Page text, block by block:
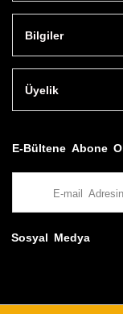
Bilgiler
Üyelik
E-Bültene Abone
Sosyal Medya